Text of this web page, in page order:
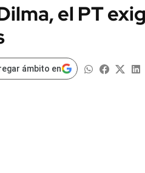
MUNDO
el PT
ámbito en